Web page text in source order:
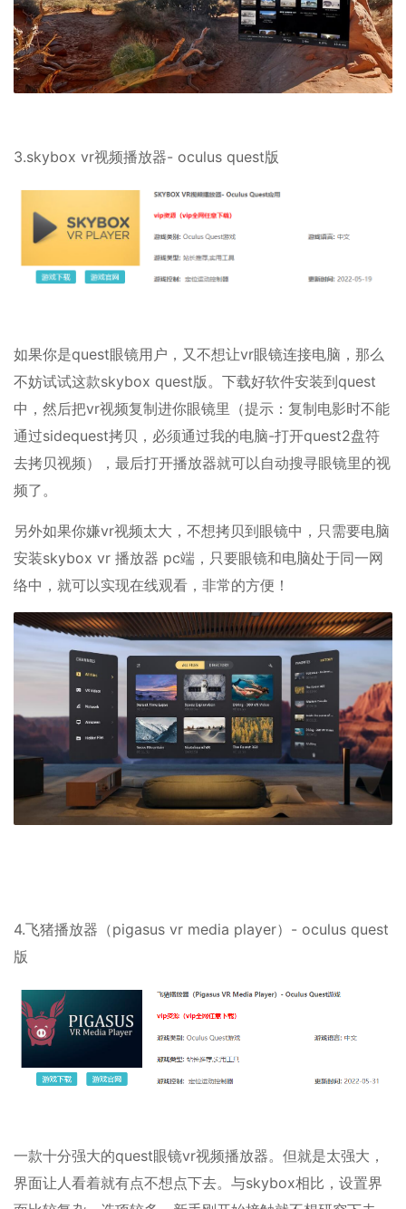
3.skybox vr视频播放器- oculus quest版
如果你是quest眼镜用户，又不想让vr眼镜连接电脑，那么
不妨试试这款skybox quest版。下载好软件安装到quest
中，然后把vr视频复制进你眼镜里（提示：复制电影时不能
通过sidequest拷贝，必须通过我的电脑-打开quest2盘符
去拷贝视频），最后打开播放器就可以自动搜寻眼镜里的视
频了。
另外如果你嫌vr视频太大，不想拷贝到眼镜中，只需要电脑
安装skybox vr 播放器 pc端，只要眼镜和电脑处于同一网
络中，就可以实现在线观看，非常的方便！
4.飞猪播放器（pigasus vr media player）- oculus quest
版
一款十分强大的quest眼镜vr视频播放器。但就是太强大，
界面让人看着就有点不想点下去。与skybox相比，设置界